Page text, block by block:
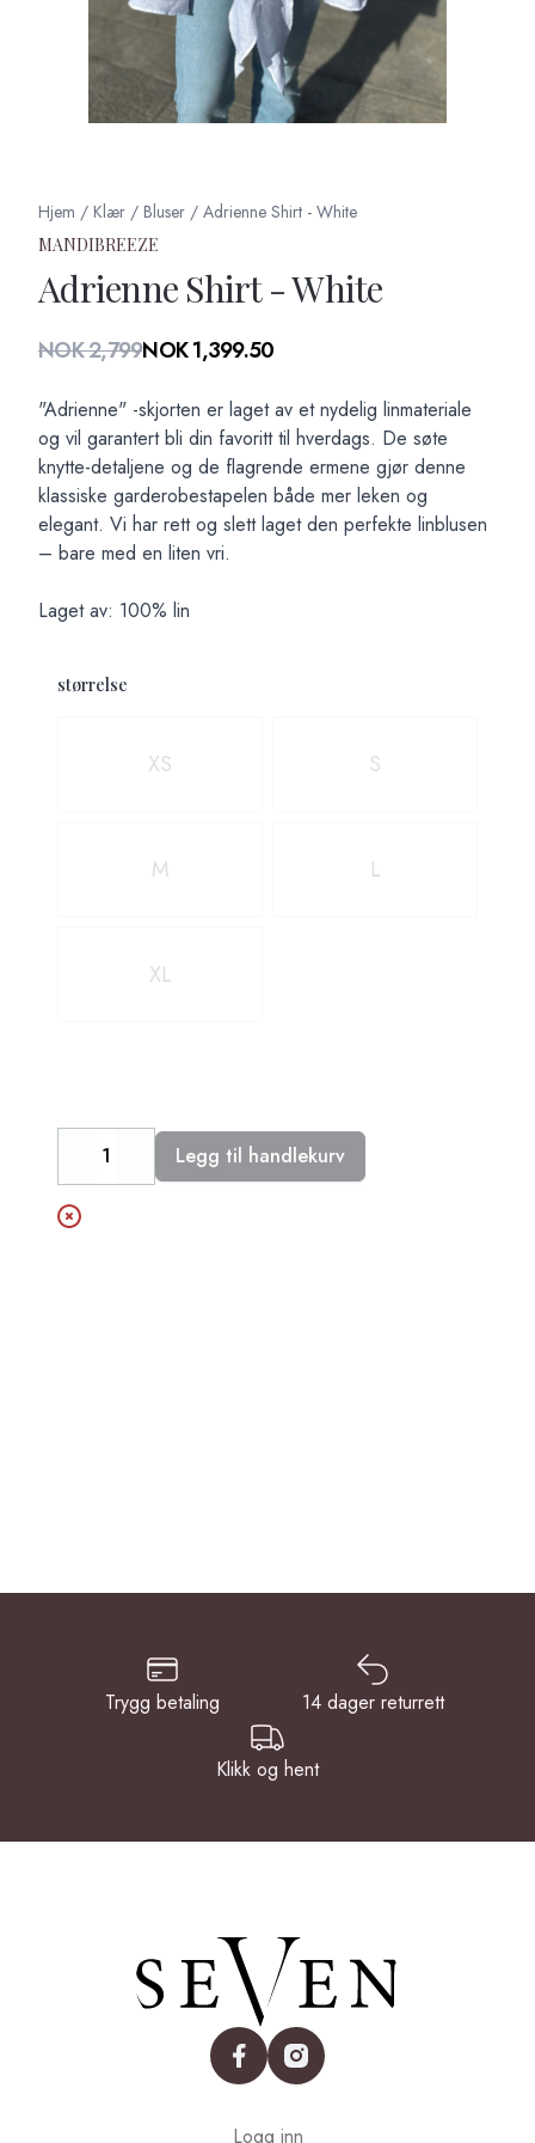
Hjem / Klær / Bluser / Adrienne Shirt - White
MANDIBREEZE
Adrienne Shirt - White
Produktdetaljer
NOK 2,799NOK 1,399.50
Description
"Adrienne" -skjorten er laget av et nydelig linmateriale
og vil garantert bli din favoritt til hverdags. De søte
knytte-detaljene og de flagrende ermene gjør denne
klassiske garderobestapelen både mer leken og
elegant. Vi har rett og slett laget den perfekte linblusen
– bare med en liten vri.
Laget av: 100% lin
størrelse
XS S
M L
XL
DecreaseIncreaseLegg til handlekurv
Trygg betaling 14 dager returrett
Klikk og hent
facebookinstagram
Logg inn